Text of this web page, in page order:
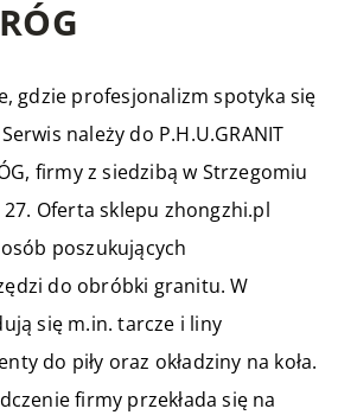
gdzie profesjonalizm spotyka się
należy do P.H.U.GRANIT
firmy z siedzibą w Strzegomiu
Oferta sklepu zhongzhi.pl
poszukujących
do obróbki granitu. W
się m.in. tarcze i liny
do piły oraz okładziny na koła.
firmy przekłada się na